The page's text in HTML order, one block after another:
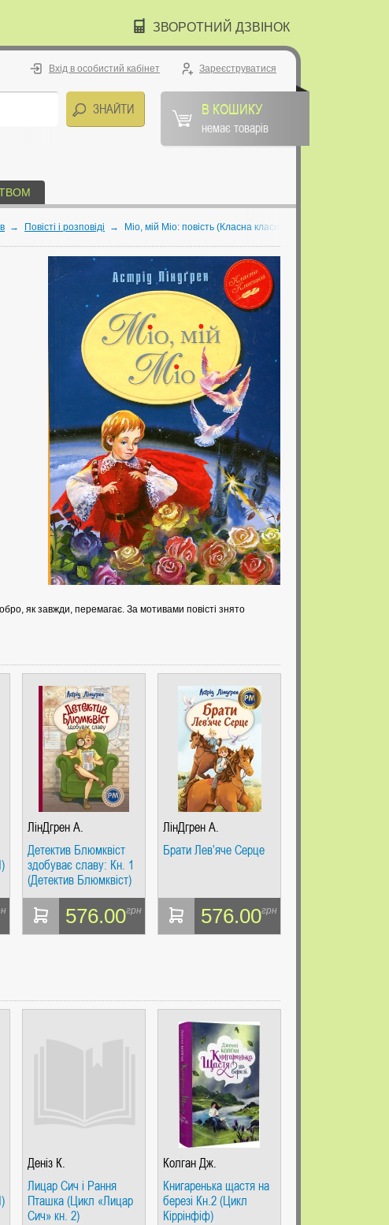
ЗВОРОТНИЙ ДЗВІНОК
Вхід в особистий кабінет Зареєструватися
В КОШИКУ
немає товарів
→ Повісті і розповіді → Міо, мій Міо: повість (Класна класика) ЗАКІНЧИВСЯ
як завжди, перемагає. За мотивами повісті знято
ЛінДгрен А.
Детектив Блюмквіст
здобуває славу: Кн. 1
(Детектив Блюмквіст)
ШДЛ
576.00грн
ЛінДгрен А.
Брати Лев’яче Серце
576.00грн
Деніз К.
Лицар Сич і Рання
Пташка (Цикл «Лицар
Сич» кн. 2)
Колган Дж.
Книгаренька щастя на
березі Кн.2 (Цикл
Кіррінфіф)